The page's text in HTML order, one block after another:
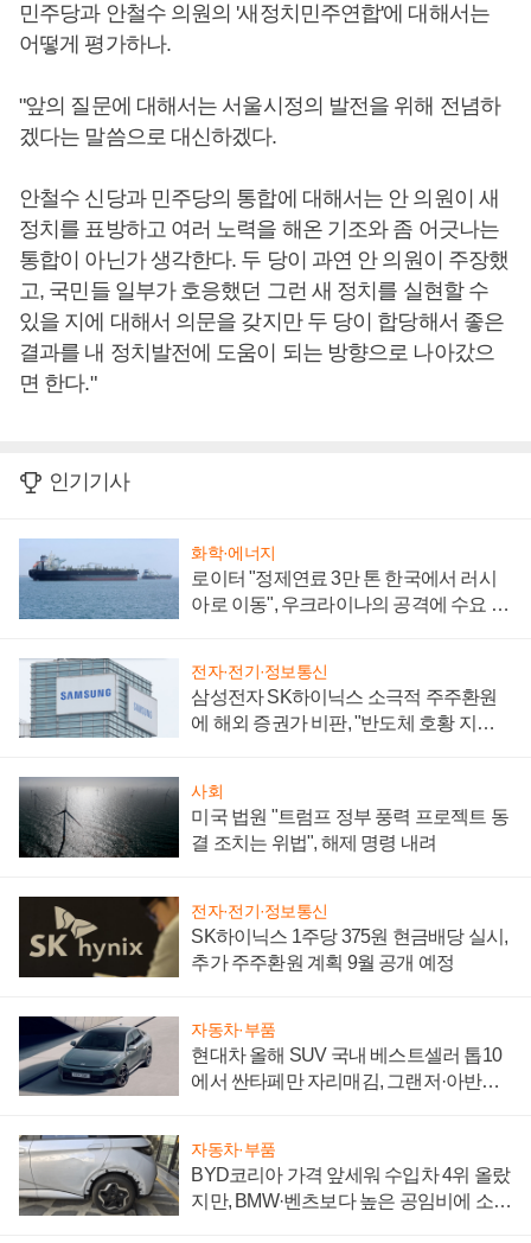
민주당과 안철수 의원의 '새정치민주연합'에 대해서는
어떻게 평가하나.
"앞의 질문에 대해서는 서울시정의 발전을 위해 전념하
겠다는 말씀으로 대신하겠다.
안철수 신당과 민주당의 통합에 대해서는 안 의원이 새
정치를 표방하고 여러 노력을 해온 기조와 좀 어긋나는
통합이 아닌가 생각한다. 두 당이 과연 안 의원이 주장했
고, 국민들 일부가 호응했던 그런 새 정치를 실현할 수
있을 지에 대해서 의문을 갖지만 두 당이 합당해서 좋은
결과를 내 정치발전에 도움이 되는 방향으로 나아갔으
면 한다."
인기기사
화학·에너지
로이터 "정제연료 3만 톤 한국에서 러시
아로 이동", 우크라이나의 공격에 수요 늘
전자·전기·정보통신
삼성전자 SK하이닉스 소극적 주주환원
에 해외 증권가 비판, "반도체 호황 지속
사회
미국 법원 "트럼프 정부 풍력 프로젝트 동
결 조치는 위법", 해제 명령 내려
전자·전기·정보통신
SK하이닉스 1주당 375원 현금배당 실시,
추가 주주환원 계획 9월 공개 예정
자동차·부품
현대차 올해 SUV 국내 베스트셀러 톱10
에서 싼타페만 자리매김, 그랜저·아반떼
자동차·부품
BYD코리아 가격 앞세워 수입차 4위 올랐
지만, BMW·벤츠보다 높은 공임비에 소비